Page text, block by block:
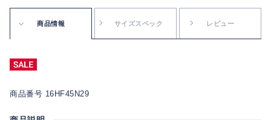
商品情報 サイズスペック レビュー
商品番号 16HF45N29